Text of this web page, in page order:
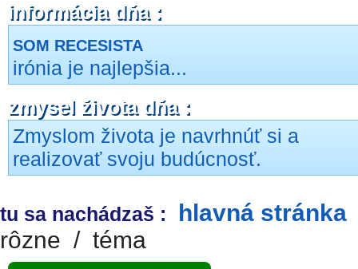
informácia dňa :
SOM RECESISTA
irónia je najlepšia...
zmysel života dňa :
Zmyslom života je navrhnúť si a
realizovať svoju budúcnosť.
tu sa nachádzaš : hlavná stránka
rôzne / téma